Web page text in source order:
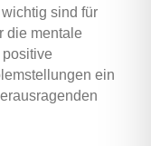
sind für
die mentale
ein